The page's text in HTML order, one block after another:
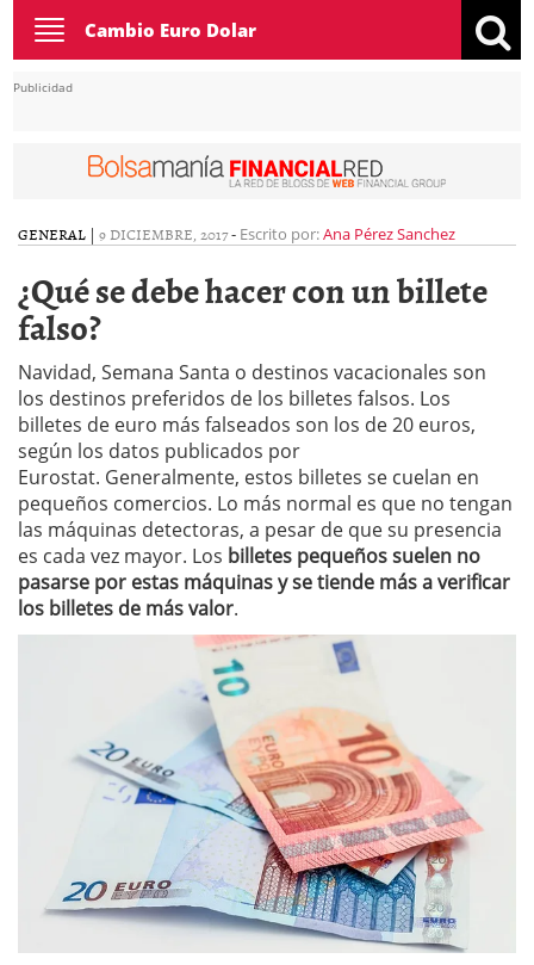
Toggle
navigation
Cambio Euro Dolar
Publicidad
GENERAL | 9 DICIEMBRE, 2017- Escrito por:Ana Pérez Sanchez
¿Qué se debe hacer con un billete
falso?
Navidad, Semana Santa o destinos vacacionales son
los destinos preferidos de los billetes falsos. Los
billetes de euro más falseados son los de 20 euros,
según los datos publicados por
Eurostat. Generalmente, estos billetes se cuelan en
pequeños comercios. Lo más normal es que no tengan
las máquinas detectoras, a pesar de que su presencia
es cada vez mayor. Los billetes pequeños suelen no
pasarse por estas máquinas y se tiende más a verificar
los billetes de más valor.